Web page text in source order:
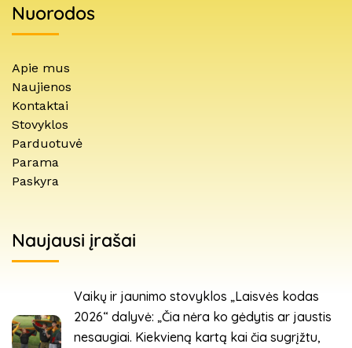
Nuorodos
Apie mus
Naujienos
Kontaktai
Stovyklos
Parduotuvė
Parama
Paskyra
Naujausi įrašai
Vaikų ir jaunimo stovyklos „Laisvės kodas
2026“ dalyvė: „Čia nėra ko gėdytis ar jaustis
nesaugiai. Kiekvieną kartą kai čia sugrįžtu,